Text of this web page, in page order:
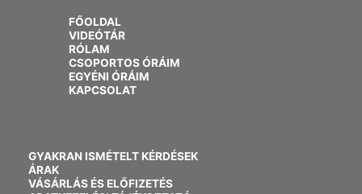
FŐOLDAL
VIDEÓTÁR
RÓLAM
CSOPORTOS ÓRÁIM
EGYÉNI ÓRÁIM
KAPCSOLAT
GYAKRAN ISMÉTELT KÉRDÉSEK
ÁRAK
VÁSÁRLÁS ÉS ELŐFIZETÉS